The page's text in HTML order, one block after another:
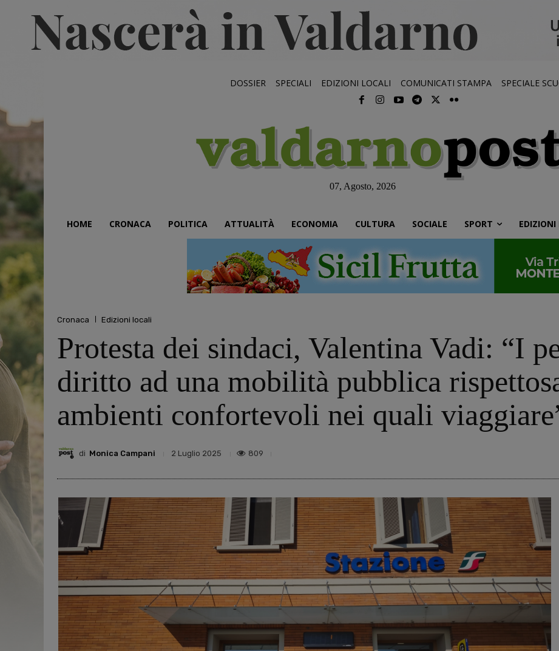
DOSSIER SPECIALI EDIZIONI LOCALI COMUNICATI STAMPA SPECIALE
07, Agosto, 2026
HOME CRONACA POLITICA ATTUALITÀ ECONOMIA CULTURA SOCIALE SPORT EDIZIONI
Cronaca Edizioni locali
Protesta dei sindaci, Valentina Vadi: “I
diritto ad una mobilità pubblica
ambienti confortevoli nei quali
di Monica Campani 2 Luglio 2025 809